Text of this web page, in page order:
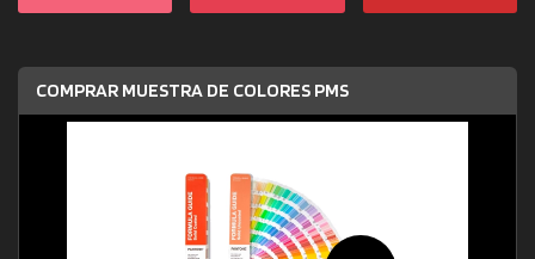
COMPRAR MUESTRA DE COLORES PMS